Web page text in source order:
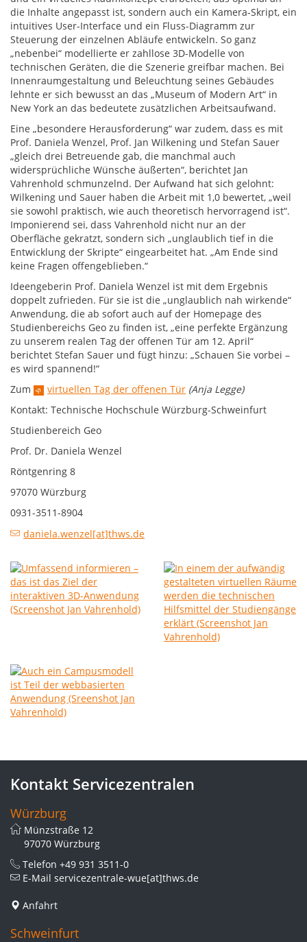
die Inhalte angepasst ist, sondern auch ein Kamera-Skript, ein
intuitives User-Interface und ein Fluss-Diagramm zur
Steuerung der einzelnen Abläufe entwickeln. So ganz
„nebenbei“ modellierte er zahllose 3D-Modelle von
technischen Geräten, die die Szenerie greifbar machen. Bei
Innenraumgestaltung und Beleuchtung seines Gebäudes
lehnte er sich bewusst an das „Museum of Modern Art“ in
New York an das bedeutete zusätzlichen Arbeitsaufwand.
Eine „besondere Herausforderung“ war zudem, dass es mit
Prof. Daniela Wenzel, Prof. Jan Wilkening und Stefan Sauer
„gleich drei Betreuende gab, die manchmal auch
widersprüchliche Wünsche äußerten“, berichtet Jan
Vahrenhold schmunzelnd. Der Aufwand hat sich gelohnt:
Wilkening und Sauer haben die Arbeit mit 1,0 bewertet, „weil
sie sowohl praktisch, wie auch theoretisch hervorragend ist“.
Imponierend sei, dass Vahrenhold nicht nur an der
Oberfläche gekratzt, sondern sich „unglaublich tief in die
Entwicklung der Skripte“ eingearbeitet hat. „Am Ende sind
keine Fragen offengeblieben.“
Ideengeberin Prof. Daniela Wenzel ist mit dem Ergebnis
doppelt zufrieden. Für sie ist die „unglaublich nah wirkende“
Anwendung, die ab sofort auch auf der Homepage des
Studienbereichs Geo zu finden ist, „eine perfekte Ergänzung
zu unserem realen Tag der offenen Tür am 12. April“
berichtet Stefan Sauer und fügt hinzu: „Schauen Sie vorbei –
es wird spannend!“
Zum
virtuellen Tag der offenen Tür (Anja Legge)
Kontakt: Technische Hochschule Würzburg-Schweinfurt
Studienbereich Geo
Prof. Dr. Daniela Wenzel
Röntgenring 8
97070 Würzburg
0931-3511-8904
daniela.wenzel[at]thws.de
Kontakt Servicezentralen
Würzburg
Münzstraße 12
97070 Würzburg
Telefon +49 931 3511-0
E-Mail servicezentrale-wue[at]thws.de
Anfahrt
Schweinfurt